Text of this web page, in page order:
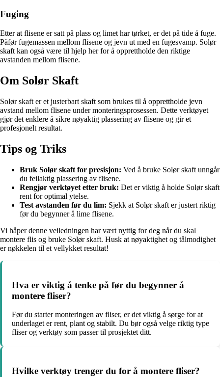
Fuging
Etter at flisene er satt på plass og limet har tørket, er det på tide å fuge.
Påfør fugemassen mellom flisene og jevn ut med en fugesvamp. Solør
skaft kan også være til hjelp her for å opprettholde den riktige
avstanden mellom flisene.
Om Solør Skaft
Solør skaft er et justerbart skaft som brukes til å opprettholde jevn
avstand mellom flisene under monteringsprosessen. Dette verktøyet
gjør det enklere å sikre nøyaktig plassering av flisene og gir et
profesjonelt resultat.
Tips og Triks
Bruk Solør skaft for presisjon: Ved å bruke Solør skaft unngår
du feilaktig plassering av flisene.
Rengjør verktøyet etter bruk: Det er viktig å holde Solør skaft
rent for optimal ytelse.
Test avstanden før du lim: Sjekk at Solør skaft er justert riktig
før du begynner å lime flisene.
Vi håper denne veiledningen har vært nyttig for deg når du skal
montere flis og bruke Solør skaft. Husk at nøyaktighet og tålmodighet
er nøkkelen til et vellykket resultat!
Hva er viktig å tenke på før du begynner å
montere fliser?
Før du starter monteringen av fliser, er det viktig å sørge for at
underlaget er rent, plant og stabilt. Du bør også velge riktig type
fliser og verktøy som passer til prosjektet ditt.
Hvilke verktøy trenger du for å montere fliser?